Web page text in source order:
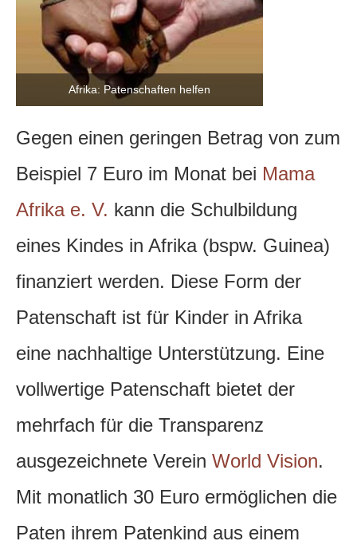
Afrika: Patenschaften helfen
Gegen einen geringen Betrag von zum
Beispiel 7 Euro im Monat bei Mama
Afrika e. V. kann die Schulbildung
eines Kindes in Afrika (bspw. Guinea)
finanziert werden. Diese Form der
Patenschaft ist für Kinder in Afrika
eine nachhaltige Unterstützung. Eine
vollwertige Patenschaft bietet der
mehrfach für die Transparenz
ausgezeichnete Verein World Vision.
Mit monatlich 30 Euro ermöglichen die
Paten ihrem Patenkind aus einem